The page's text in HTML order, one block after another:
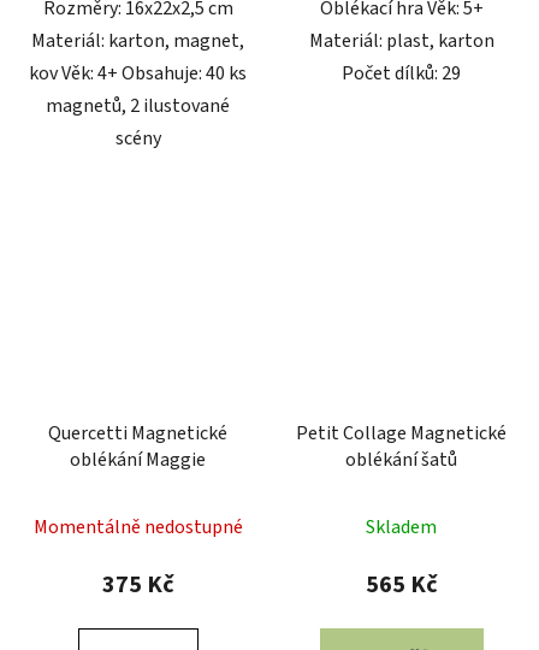
Rozměry: 16x22x2,5 cm
Materiál: karton, magnet,
kov Věk: 4+ Obsahuje: 40 ks
magnetů, 2 ilustované
scény
Oblékací hra Věk: 5+
Materiál: plast, karton
Počet dílků: 29
Quercetti Magnetické
oblékání Maggie
Momentálně nedostupné
375 Kč
Petit Collage Magnetické
oblékání šatů
Skladem
565 Kč